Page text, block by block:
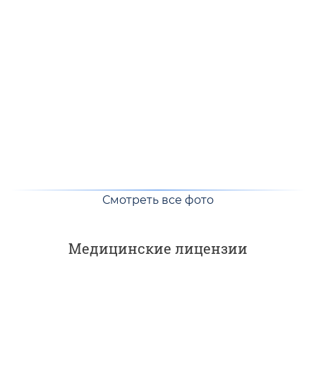
Смотреть все фото
Медицинские лицензии